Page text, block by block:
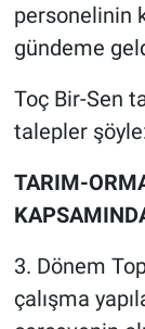
personelinin
gündeme
Toç Bir-Sen
talepler
TARIM-
3. Dönem
çalışma